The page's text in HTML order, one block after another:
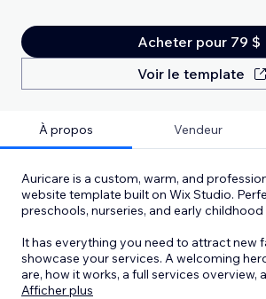
Acheter pour 79 $
Voir le template
À propos Vendeur
Auricare is a custom, warm, and
website template built on Wix Studio.
preschools, nurseries, and early
It has everything you need to attract new
showcase your services. A welcoming
are, how it works, a full services overview,
Afficher plus